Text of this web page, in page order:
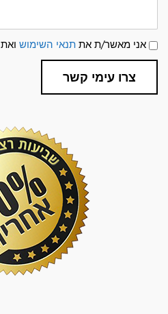
תנאי
שימוש
ומדיניות
פרטיות
אני מאשר/ת את תנאי השימוש ואת
צרו עימי קשר